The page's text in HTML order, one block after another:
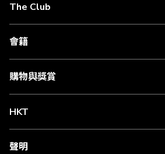
The Club
關於 The Club
合作夥伴
媒體中心
會籍
會籍及專屬禮遇
賺取積分
購物與獎賞
物流與配送
Club Shopping 商品領取站
常見問題
HKT
csl.
1010
聲明